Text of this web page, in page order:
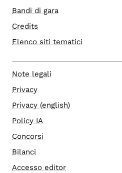
Bandi di gara
Credits
Elenco siti tematici
Note legali
Privacy
Privacy (english)
Policy IA
Concorsi
Bilanci
Accesso editor